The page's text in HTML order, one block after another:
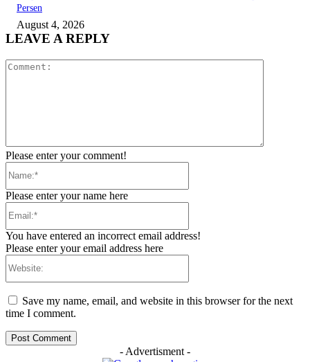
Persen
August 4, 2026
LEAVE A REPLY
Please enter your comment!
Please enter your name here
You have entered an incorrect email address!
Please enter your email address here
Save my name, email, and website in this browser for the next
time I comment.
- Advertisment -